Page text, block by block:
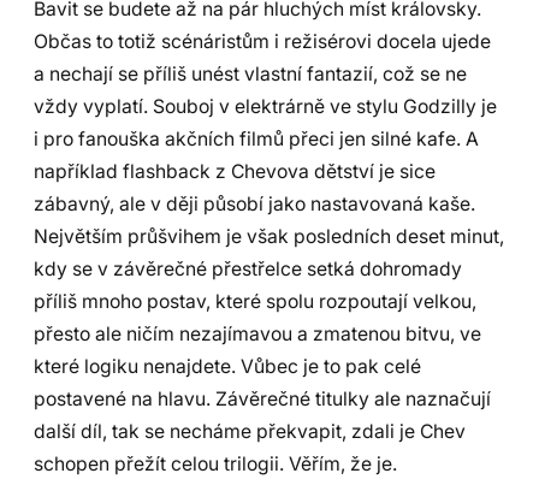
Bavit se budete až na pár hluchých míst královsky.
Občas to totiž scénáristům i režisérovi docela ujede
a nechají se příliš unést vlastní fantazií, což se ne
vždy vyplatí. Souboj v elektrárně ve stylu Godzilly je
i pro fanouška akčních filmů přeci jen silné kafe. A
například flashback z Chevova dětství je sice
zábavný, ale v ději působí jako nastavovaná kaše.
Největším průšvihem je však posledních deset minut,
kdy se v závěrečné přestřelce setká dohromady
příliš mnoho postav, které spolu rozpoutají velkou,
přesto ale ničím nezajímavou a zmatenou bitvu, ve
které logiku nenajdete. Vůbec je to pak celé
postavené na hlavu. Závěrečné titulky ale naznačují
další díl, tak se necháme překvapit, zdali je Chev
schopen přežít celou trilogii. Věřím, že je.